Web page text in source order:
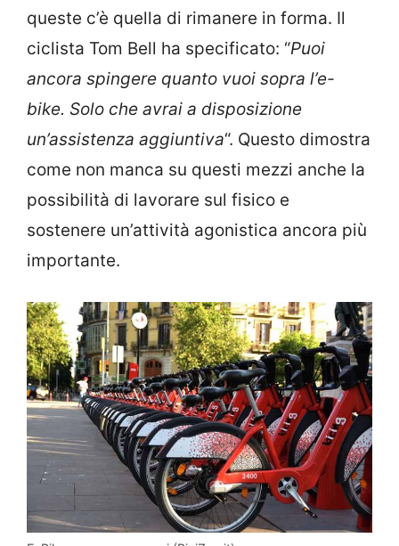
queste c’è quella di rimanere in forma. Il
ciclista Tom Bell ha specificato: “Puoi
ancora spingere quanto vuoi sopra l’e-
bike. Solo che avrai a disposizione
un’assistenza aggiuntiva“. Questo dimostra
come non manca su questi mezzi anche la
possibilità di lavorare sul fisico e
sostenere un’attività agonistica ancora più
importante.